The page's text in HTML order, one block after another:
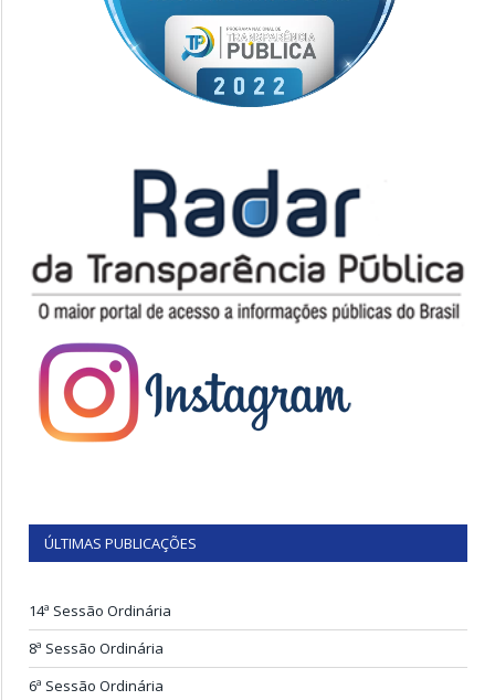
ÚLTIMAS PUBLICAÇÕES
14ª Sessão Ordinária
8ª Sessão Ordinária
6ª Sessão Ordinária